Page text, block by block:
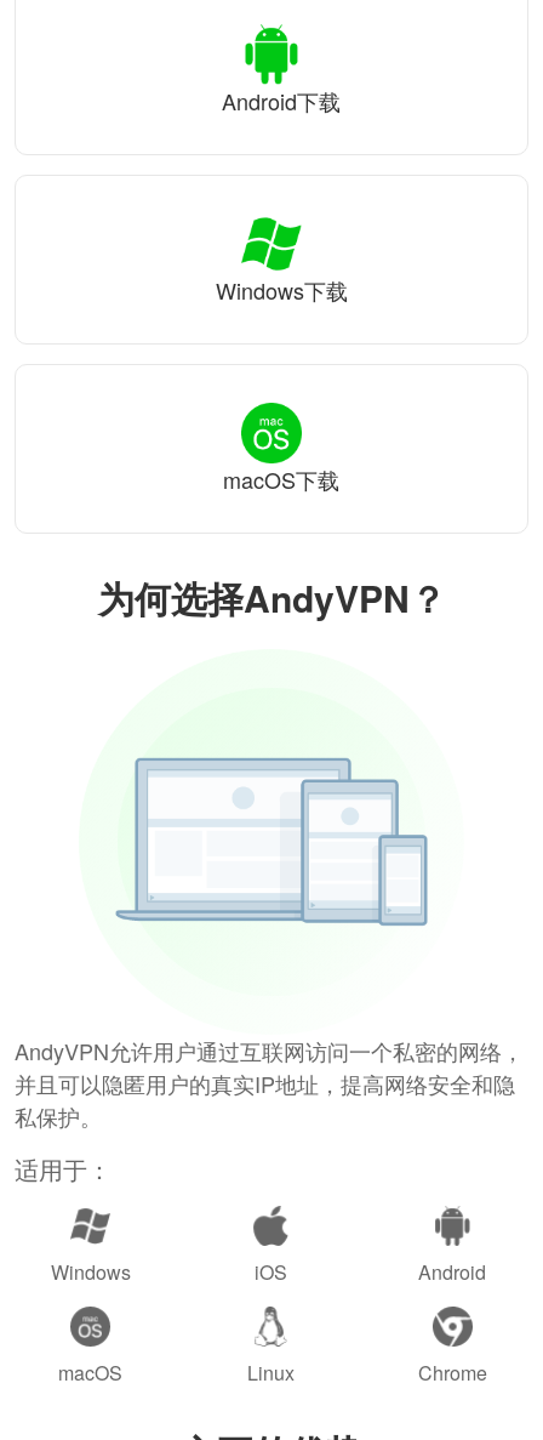
为何选择AndyVPN？
AndyVPN允许用户通过互联网访问一个私密的网络，
并且可以隐匿用户的真实IP地址，提高网络安全和隐
私保护。
适用于：
Windows iOS Android
macOS Linux Chrome
Android下载
Windows下载
macOS下载